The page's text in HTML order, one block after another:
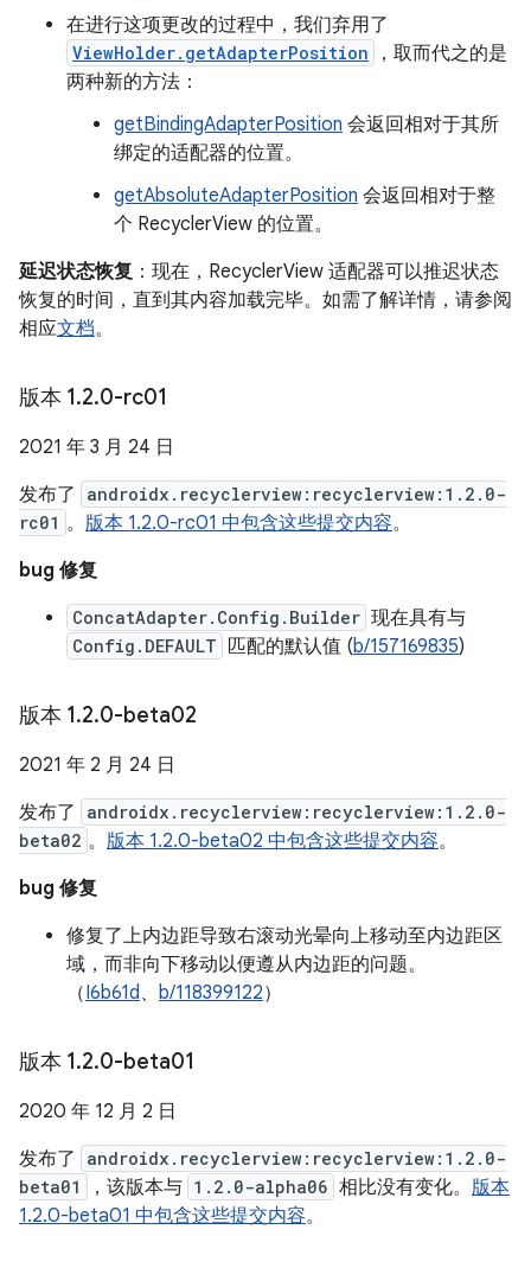
在进行这项更改的过程中，我们弃用了
ViewHolder.getAdapterPosition
，取而代之的是
两种新的方法：
getBindingAdapterPosition 会返回相对于其所
绑定的适配器的位置。
getAbsoluteAdapterPosition 会返回相对于整
个 RecyclerView 的位置。
延迟状态恢复 ：现在，RecyclerView 适配器可以推迟状态
恢复的时间，直到其内容加载完毕。如需了解详情，请参阅
相应文档。
版本 1.2.0-rc01
2021 年 3 月 24 日
发布了
androidx.recyclerview:recyclerview:1.2.0-
rc01 。 版本 1.2.0-rc01 中包含这些提交内容。
bug 修复
ConcatAdapter.Config.Builder 现在具有与
Config.DEFAULT 匹配的默认值 (b/157169835)
版本 1.2.0-beta02
2021 年 2 月 24 日
发布了
androidx.recyclerview:recyclerview:1.2.0-
beta02 。 版本 1.2.0-beta02 中包含这些提交内容。
bug 修复
修复了上内边距导致右滚动光晕向上移动至内边距区
域，而非向下移动以便遵从内边距的问题。
（I6b61d、 b/118399122）
版本 1.2.0-beta01
2020 年 12 月 2 日
发布了
androidx.recyclerview:recyclerview:1.2.0-
beta01
，该版本与 1.2.0-alpha06 相比没有变化。 版本
1.2.0-beta01 中包含这些提交内容。